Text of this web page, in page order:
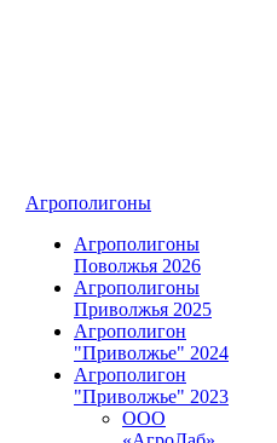
Агрополигоны
Агрополигоны
Поволжья 2026
Агрополигоны
Приволжья 2025
Агрополигон
"Приволжье" 2024
Агрополигон
"Приволжье" 2023
ООО